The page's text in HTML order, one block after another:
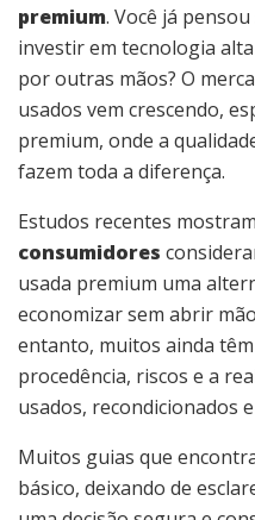
premium. Você já
investir em tecnologia
por outras mãos? O
usados vem crescendo,
premium, onde a
fazem toda a diferença.
Estudos recentes
consumidores
usada premium uma
economizar sem abrir
entanto, muitos ainda
procedência, riscos e a
usados, recondicionados
Muitos guias que
básico, deixando de